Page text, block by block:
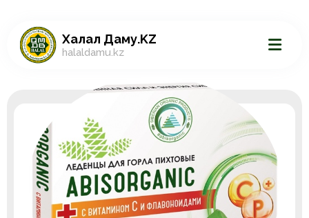
Халал Даму.KZ
halaldamu.kz